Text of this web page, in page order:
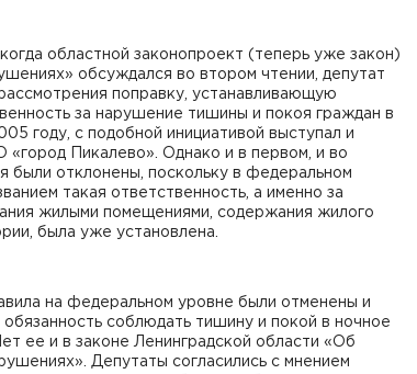
областной законопроект (теперь уже закон)
обсуждался во втором чтении, депутат
поправку, устанавливающую
за нарушение тишины и покоя граждан в
году, с подобной инициативой выступал и
«город Пикалево». Однако и в первом, и во
были отклонены, поскольку в федеральном
такая ответственность, а именно за
жилыми помещениями, содержания жилого
была уже установлена.
на федеральном уровне были отменены и
соблюдать тишину и покой в ночное
ее и в законе Ленинградской области «Об
Депутаты согласились с мнением